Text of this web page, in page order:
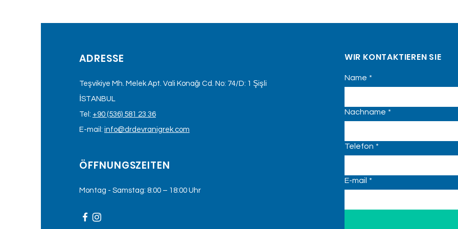
ADRESSE
Teşvikiye Mh. Melek Apt. Vali Konağı Cd. No: 74/D: 1 Şişli
İSTANBUL
Tel: +90 (536) 581 23 36
E-mail: info@drdevranigrek.com
ÖFFNUNGSZEITEN
Montag - Samstag: 8:00 – 18:00 Uhr
WIR KONTAKTIEREN SIE
Name *
Nachname *
Telefon *
E-mail *